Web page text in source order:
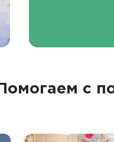
Помогаем с